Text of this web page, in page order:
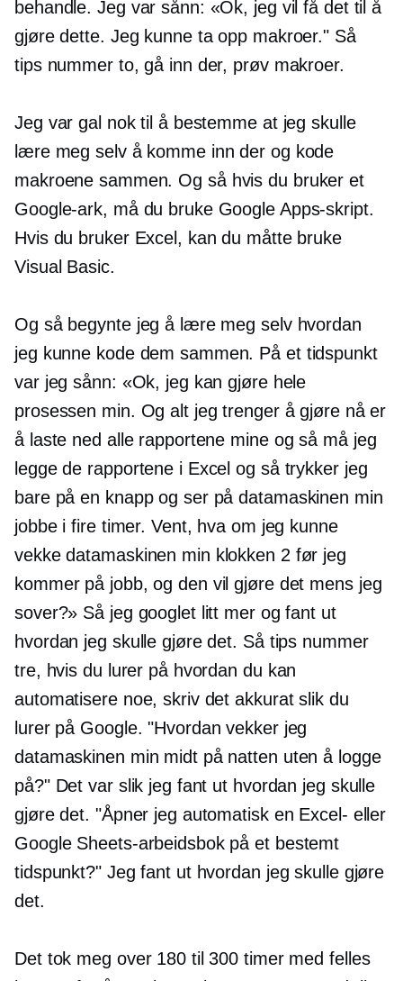
behandle. Jeg var sånn: «Ok, jeg vil få det til å
gjøre dette. Jeg kunne ta opp makroer." Så
tips nummer to, gå inn der, prøv makroer.
Jeg var gal nok til å bestemme at jeg skulle
lære meg selv å komme inn der og kode
makroene sammen. Og så hvis du bruker et
Google-ark, må du bruke Google Apps-skript.
Hvis du bruker Excel, kan du måtte bruke
Visual Basic.
Og så begynte jeg å lære meg selv hvordan
jeg kunne kode dem sammen. På et tidspunkt
var jeg sånn: «Ok, jeg kan gjøre hele
prosessen min. Og alt jeg trenger å gjøre nå er
å laste ned alle rapportene mine og så må jeg
legge de rapportene i Excel og så trykker jeg
bare på en knapp og ser på datamaskinen min
jobbe i fire timer. Vent, hva om jeg kunne
vekke datamaskinen min klokken 2 før jeg
kommer på jobb, og den vil gjøre det mens jeg
sover?» Så jeg googlet litt mer og fant ut
hvordan jeg skulle gjøre det. Så tips nummer
tre, hvis du lurer på hvordan du kan
automatisere noe, skriv det akkurat slik du
lurer på Google. "Hvordan vekker jeg
datamaskinen min midt på natten uten å logge
på?" Det var slik jeg fant ut hvordan jeg skulle
gjøre det. "Åpner jeg automatisk en Excel- eller
Google Sheets-arbeidsbok på et bestemt
tidspunkt?" Jeg fant ut hvordan jeg skulle gjøre
det.
Det tok meg over 180 til 300 timer med felles